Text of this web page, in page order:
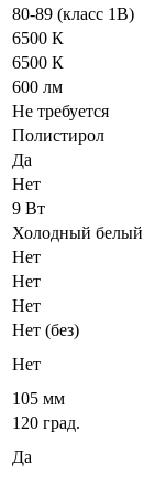
80-89 (класс 1В)
6500 К
6500 К
600 лм
Не требуется
Полистирол
Да
Нет
9 Вт
Холодный белый
Нет
Нет
Нет
Нет (без)
Нет
105 мм
120 град.
Да